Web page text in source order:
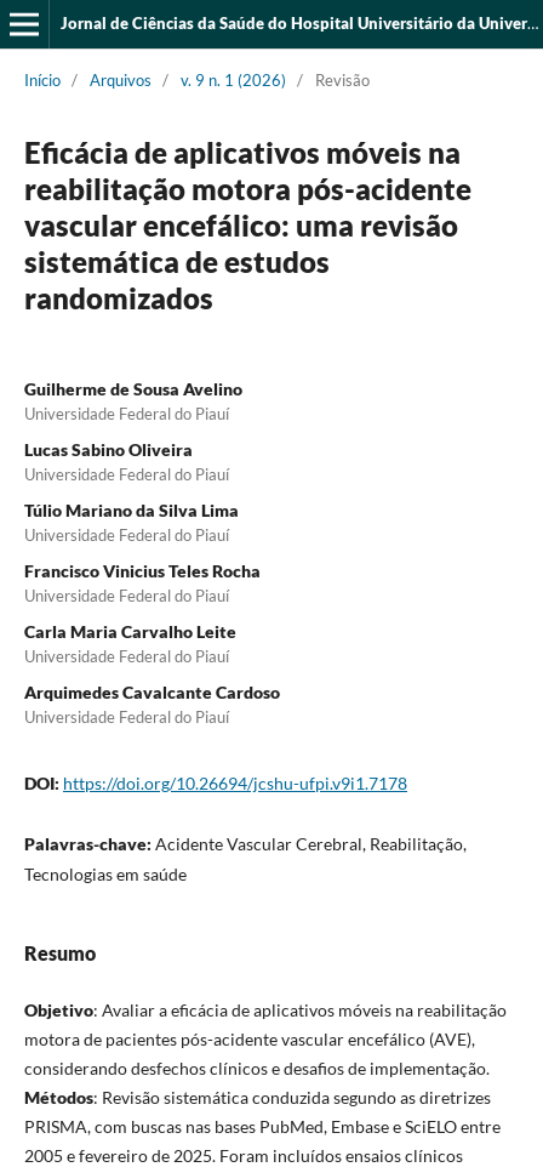
Jornal de Ciências da Saúde do Hospital Universitário da Universidade Federal do Piauí
Início / Arquivos / v. 9 n. 1 (2026) / Revisão
Eficácia de aplicativos móveis na
reabilitação motora pós-acidente
vascular encefálico: uma revisão
sistemática de estudos
randomizados
Guilherme de Sousa Avelino
Universidade Federal do Piauí
Lucas Sabino Oliveira
Universidade Federal do Piauí
Túlio Mariano da Silva Lima
Universidade Federal do Piauí
Francisco Vinicius Teles Rocha
Universidade Federal do Piauí
Carla Maria Carvalho Leite
Universidade Federal do Piauí
Arquimedes Cavalcante Cardoso
Universidade Federal do Piauí
DOI: https://doi.org/10.26694/jcshu-ufpi.v9i1.7178
Palavras-chave: Acidente Vascular Cerebral, Reabilitação,
Tecnologias em saúde
Resumo
Objetivo: Avaliar a eficácia de aplicativos móveis na reabilitação
motora de pacientes pós-acidente vascular encefálico (AVE),
considerando desfechos clínicos e desafios de implementação.
Métodos: Revisão sistemática conduzida segundo as diretrizes
PRISMA, com buscas nas bases PubMed, Embase e SciELO entre
2005 e fevereiro de 2025. Foram incluídos ensaios clínicos